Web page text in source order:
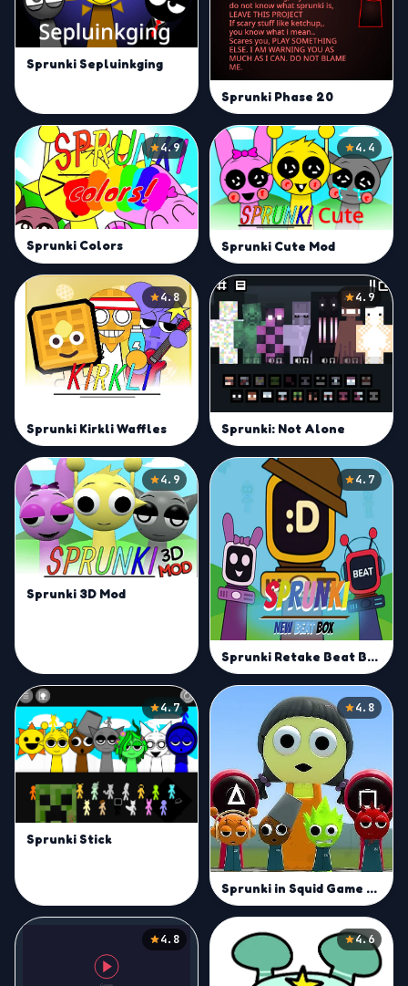
Sprunki Sepluinkging
Sprunki Phase 20
4.9
Sprunki Colors
4.4
Sprunki Cute Mod
4.8
Sprunki Kirkli Waffles
4.9
Sprunki: Not Alone
4.9
Sprunki 3D Mod
4.7
Sprunki Retake Beat Box
4.7
Sprunki Stick
4.8
Sprunki in Squid Game Chamber
4.8 4.6